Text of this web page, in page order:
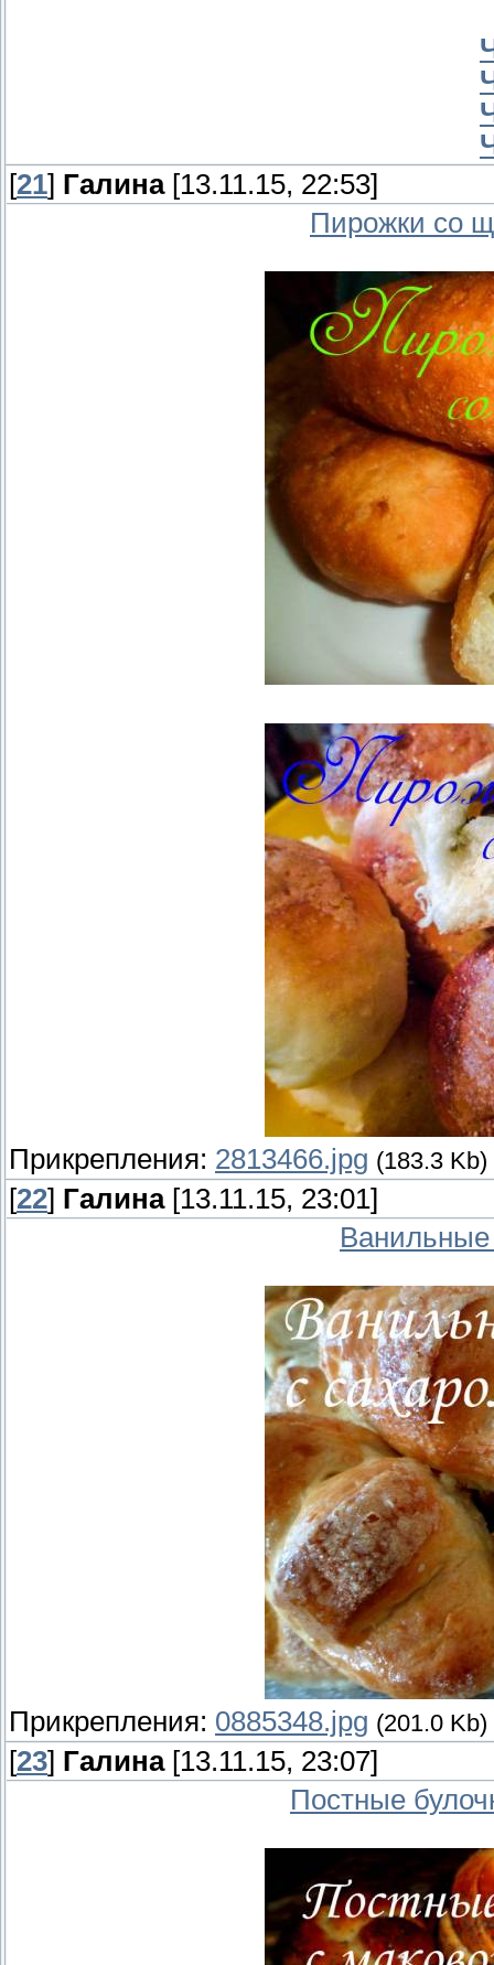
[21] Галина[13.11.15, 22:53]
Пирожки со
Прикрепления: 2813466.jpg (183.3 Kb)
[22] Галина[13.11.15, 23:01]
Ванильные
Прикрепления: 0885348.jpg (201.0 Kb)
[23] Галина[13.11.15, 23:07]
Постные